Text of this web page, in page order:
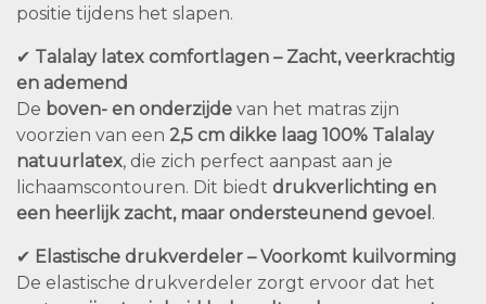
positie tijdens het slapen.
✔ Talalay latex comfortlagen – Zacht, veerkrachtig
en ademend
De boven- en onderzijde van het matras zijn
voorzien van een 2,5 cm dikke laag 100% Talalay
natuurlatex, die zich perfect aanpast aan je
lichaamscontouren. Dit biedt drukverlichting en
een heerlijk zacht, maar ondersteunend gevoel .
✔ Elastische drukverdeler – Voorkomt kuilvorming
De elastische drukverdeler zorgt ervoor dat het